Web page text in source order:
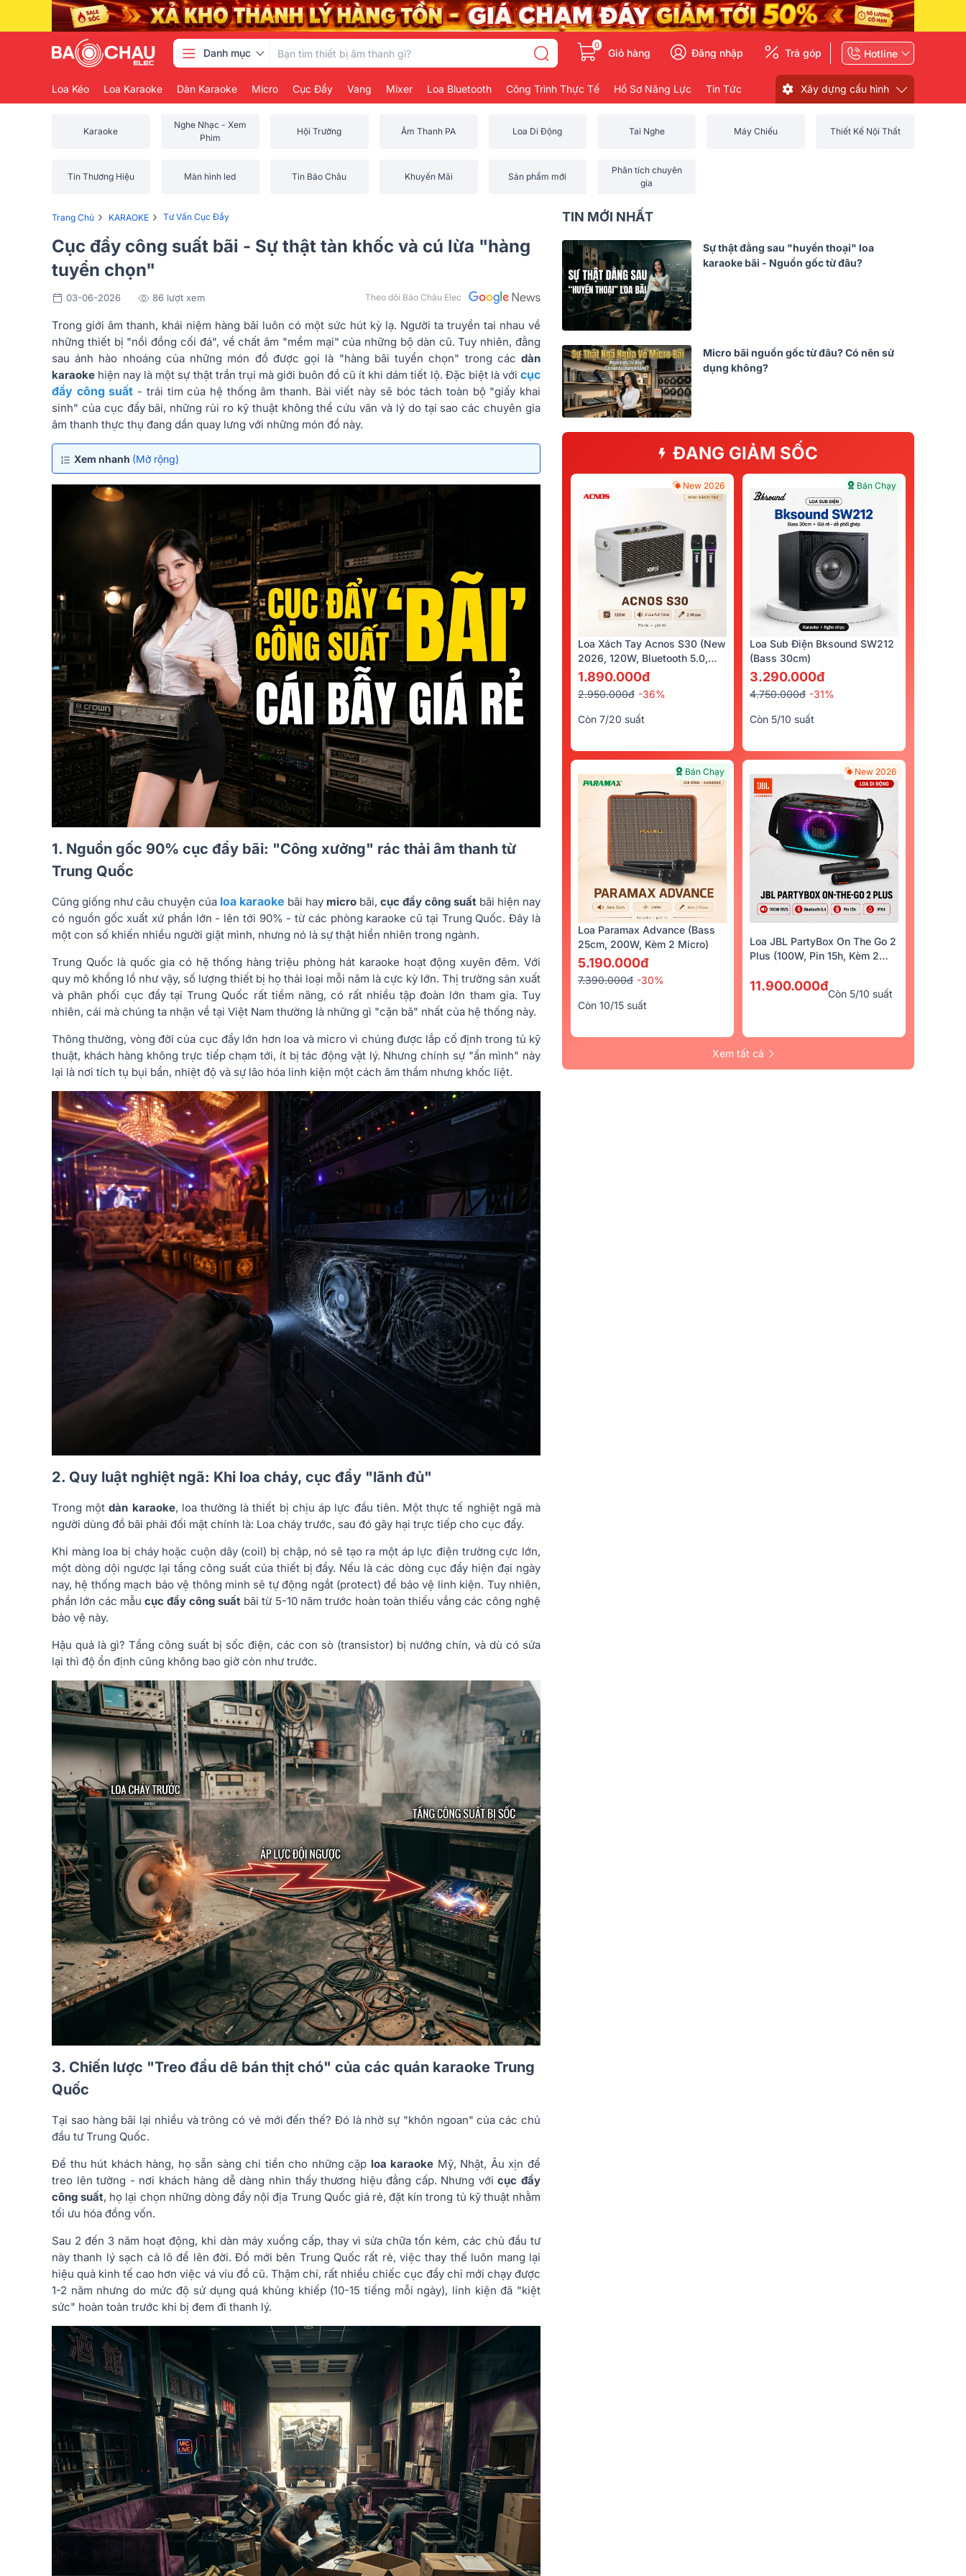
Danh mục
0
Giỏ hàng Đăng nhập Trả góp Hotline
Loa Kéo Loa Karaoke Dàn Karaoke Micro Cục Đẩy Vang Mixer Loa Bluetooth Công Trình Thực Tế Hồ Sơ Năng Lực Tin Tức Xây dựng cấu hình
Karaoke
Nghe Nhạc - Xem
Phim
Hội Trường Âm Thanh PA Loa Di Động Tai Nghe Máy Chiếu Thiết Kế Nội Thất
Tin Thương Hiệu Màn hình led Tin Bảo Châu Khuyến Mãi Sản phẩm mới
Phân tích chuyên
gia
Trang Chủ › KARAOKE › Tư Vấn Cục Đẩy
Cục đẩy công suất bãi - Sự thật tàn khốc và cú lừa "hàng
tuyển chọn"
03-06-2026 86 lượt xem Theo dõi Bảo Châu Elec
Trong giới âm thanh, khái niệm hàng bãi luôn có một sức hút kỳ lạ. Người ta truyền tai nhau về
những thiết bị "nồi đồng cối đá", về chất âm "mềm mại" của những bộ dàn cũ. Tuy nhiên, đằng
sau ánh hào nhoáng của những món đồ được gọi là "hàng bãi tuyển chọn" trong các dàn
karaoke hiện nay là một sự thật trần trụi mà giới buôn đồ cũ ít khi dám tiết lộ. Đặc biệt là với cục
đẩy công suất - trái tim của hệ thống âm thanh. Bài viết này sẽ bóc tách toàn bộ "giấy khai
sinh" của cục đẩy bãi, những rủi ro kỹ thuật không thể cứu vãn và lý do tại sao các chuyên gia
âm thanh thực thụ đang dần quay lưng với những món đồ này.
Xem nhanh (Mở rộng)
1. Nguồn gốc 90% cục đẩy bãi: "Công xưởng" rác thải âm thanh từ
Trung Quốc
Cũng giống như câu chuyện của loa karaoke bãi hay micro bãi, cục đẩy công suất bãi hiện nay
có nguồn gốc xuất xứ phần lớn - lên tới 90% - từ các phòng karaoke cũ tại Trung Quốc. Đây là
một con số khiến nhiều người giật mình, nhưng nó là sự thật hiển nhiên trong ngành.
Trung Quốc là quốc gia có hệ thống hàng triệu phòng hát karaoke hoạt động xuyên đêm. Với
quy mô khổng lồ như vậy, số lượng thiết bị họ thải loại mỗi năm là cực kỳ lớn. Thị trường sản xuất
và phân phối cục đẩy tại Trung Quốc rất tiềm năng, có rất nhiều tập đoàn lớn tham gia. Tuy
nhiên, cái mà chúng ta nhận về tại Việt Nam thường là những gì "cặn bã" nhất của hệ thống này.
Thông thường, vòng đời của cục đẩy lớn hơn loa và micro vì chúng được lắp cố định trong tủ kỹ
thuật, khách hàng không trực tiếp chạm tới, ít bị tác động vật lý. Nhưng chính sự "ẩn mình" này
lại là nơi tích tụ bụi bẩn, nhiệt độ và sự lão hóa linh kiện một cách âm thầm nhưng khốc liệt.
2. Quy luật nghiệt ngã: Khi loa cháy, cục đẩy "lãnh đủ"
Trong mộtdàn karaoke, loa thường là thiết bị chịu áp lực đầu tiên. Một thực tế nghiệt ngã mà
người dùng đồ bãi phải đối mặt chính là: Loa cháy trước, sau đó gây hại trực tiếp cho cục đẩy.
Khi màng loa bị cháy hoặc cuộn dây (coil) bị chập, nó sẽ tạo ra một áp lực điện trường cực lớn,
một dòng dội ngược lại tầng công suất của thiết bị đẩy. Nếu là các dòng cục đẩy hiện đại ngày
nay, hệ thống mạch bảo vệ thông minh sẽ tự động ngắt (protect) để bảo vệ linh kiện. Tuy nhiên,
phần lớn các mẫucục đẩy công suất bãi từ 5-10 năm trước hoàn toàn thiếu vắng các công nghệ
bảo vệ này.
Hậu quả là gì? Tầng công suất bị sốc điện, các con sò (transistor) bị nướng chín, và dù có sửa
lại thì độ ổn định cũng không bao giờ còn như trước.
3. Chiến lược "Treo đầu dê bán thịt chó" của các quán karaoke Trung
Quốc
Tại sao hàng bãi lại nhiều và trông có vẻ mới đến thế? Đó là nhờ sự "khôn ngoan" của các chủ
đầu tư Trung Quốc.
Để thu hút khách hàng, họ sẵn sàng chi tiền cho những cặp loa karaoke Mỹ, Nhật, Âu xịn để
treo lên tường - nơi khách hàng dễ dàng nhìn thấy thương hiệu đẳng cấp. Nhưng vớicục đẩy
công suất, họ lại chọn những dòng đẩy nội địa Trung Quốc giá rẻ, đặt kín trong tủ kỹ thuật nhằm
tối ưu hóa đồng vốn.
Sau 2 đến 3 năm hoạt động, khi dàn máy xuống cấp, thay vì sửa chữa tốn kém, các chủ đầu tư
này thanh lý sạch cả lô để lên đời. Đồ mới bên Trung Quốc rất rẻ, việc thay thế luôn mang lại
hiệu quả kinh tế cao hơn việc vá víu đồ cũ. Thậm chí, rất nhiều chiếc cục đẩy chỉ mới chạy được
1-2 năm nhưng do mức độ sử dụng quá khủng khiếp (10-15 tiếng mỗi ngày), linh kiện đã "kiệt
sức" hoàn toàn trước khi bị đem đi thanh lý.
TIN MỚI NHẤT
Sự thật đằng sau "huyền thoại" loa
karaoke bãi - Nguồn gốc từ đâu?
Micro bãi nguồn gốc từ đâu? Có nên sử
dụng không?
ĐANG GIẢM SỐC
New 2026
Loa Xách Tay Acnos S30 (New
2026, 120W, Bluetooth 5.0,
Kèm 2 Tay Micro)
1.890.000đ
2.950.000đ -36%
Còn 7/20 suất
Bán Chạy
Loa Sub Điện Bksound SW212
(bass 30cm)
3.290.000đ
4.750.000đ -31%
Còn 5/10 suất
Bán Chạy
Loa Paramax Advance (Bass
25cm, 200W, Kèm 2 Micro)
5.190.000đ
7.390.000đ -30%
Còn 10/15 suất
New 2026
Loa JBL PartyBox On The Go 2
Plus (100W, Pin 15h, Kèm 2
11.900.000đ
Còn 5/10 suất
Xem tất cả